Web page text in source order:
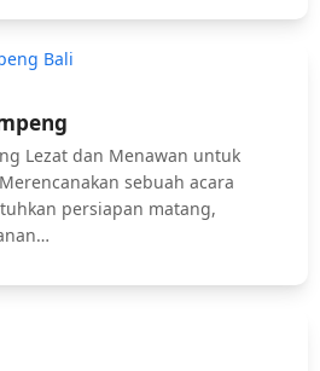
Lezat dan Menawan untuk
sebuah acara
persiapan matang,